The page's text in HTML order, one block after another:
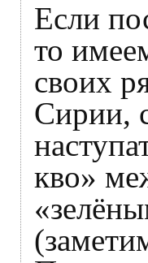
Если
то
своих
Сирии,
кво»